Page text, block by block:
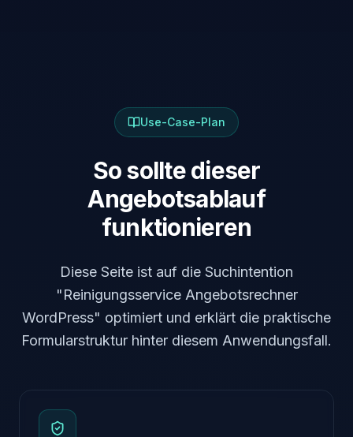
Use-Case-Plan
So sollte dieser
Angebotsablauf
funktionieren
Diese Seite ist auf die Suchintention
"Reinigungsservice Angebotsrechner
WordPress" optimiert und erklärt die praktische
Formularstruktur hinter diesem Anwendungsfall.